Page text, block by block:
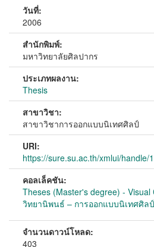
วันที่:
2006
สำนักพิมพ์:
มหาวิทยาลัยศิลปากร
ประเภทผลงาน:
Thesis
สาขาวิชา:
สาขาวิชาการออกแบบนิเทศศิลป์
URI:
https://sure.su.ac.th/xmlui/handle/
คอลเล็คชัน:
Theses (Master's degree) -
วิทยานิพนธ์ – การออกแบบนิเทศศิลป์
จำนวนดาวน์โหลด:
403